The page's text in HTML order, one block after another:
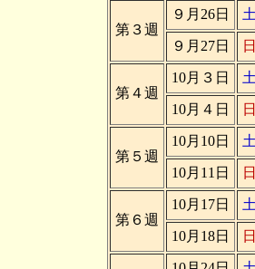
第３週
９月26日
９月27日
第４週
10月３日
10月４日
第５週
10月10日
10月11日
第６週
10月17日
10月18日